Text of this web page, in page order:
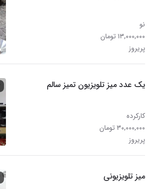
نو
۱۳,۰۰۰,۰۰۰ تومان
پریروز
یک عدد میز تلویزیون تمیز سالم
کارکرده
۳۰,۰۰۰,۰۰۰ تومان
پریروز
میز تلویزیونی